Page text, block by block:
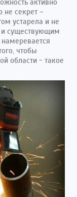
активно
не секрет –
устарела и не
и существующим
чтобы
области - такое